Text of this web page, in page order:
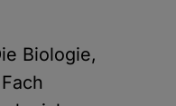
Biologie,